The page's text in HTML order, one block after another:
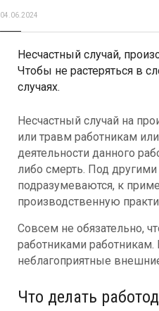
04.06.2024
Несчастный случай,
Чтобы не растеряться в
случаях.
Несчастный случай на
или травм работникам
деятельности данного
либо смерть. Под другими
подразумеваются, к
производственную
Совсем не обязательно,
работниками
неблагоприятные
Что делать